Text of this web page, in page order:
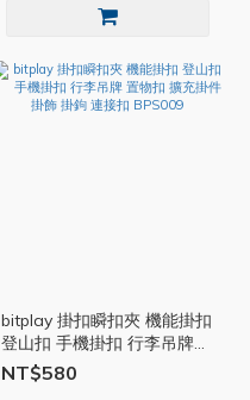
bitplay 掛扣瞬扣夾 機能掛扣
登山扣 手機掛扣 行李吊牌
置物扣 擴充掛件 掛飾 掛鉤
連接扣 BPS009
NT$580